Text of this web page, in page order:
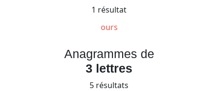
1 résultat
ours
Anagrammes de
3 lettres
5 résultats